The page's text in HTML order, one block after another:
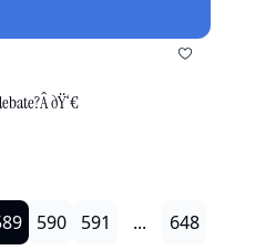
ðŸ‘€
590 591 ... 648